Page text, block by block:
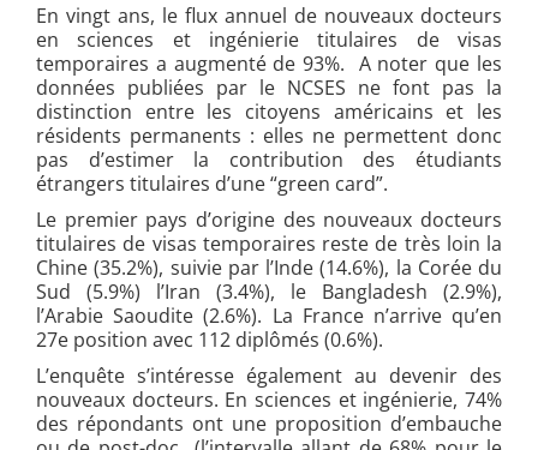
En vingt ans, le flux annuel de nouveaux docteurs
en sciences et ingénierie titulaires de visas
temporaires a augmenté de 93%. A noter que les
données publiées par le NCSES ne font pas la
distinction entre les citoyens américains et les
résidents permanents : elles ne permettent donc
pas d’estimer la contribution des étudiants
étrangers titulaires d’une “green card”.
Le premier pays d’origine des nouveaux docteurs
titulaires de visas temporaires reste de très loin la
Chine (35.2%), suivie par l’Inde (14.6%), la Corée du
Sud (5.9%) l’Iran (3.4%), le Bangladesh (2.9%),
l’Arabie Saoudite (2.6%). La France n’arrive qu’en
27e position avec 112 diplômés (0.6%).
L’enquête s’intéresse également au devenir des
nouveaux docteurs. En sciences et ingénierie, 74%
des répondants ont une proposition d’embauche